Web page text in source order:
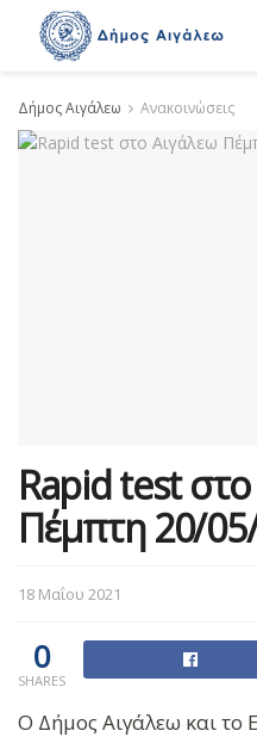
Δήμος Αιγάλεω Ανακοινώσεις
Rapid test
Πέμπτη 20/
18 Μαΐου 2021
0
SHARES
Ο Δήμος Αιγάλεω και το